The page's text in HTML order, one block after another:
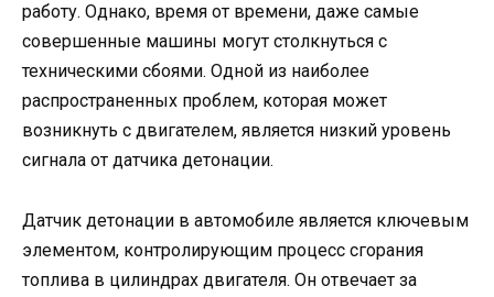
работу. Однако, время от времени, даже самые
совершенные машины могут столкнуться с
техническими сбоями. Одной из наиболее
распространенных проблем, которая может
возникнуть с двигателем, является низкий уровень
сигнала от датчика детонации.
Датчик детонации в автомобиле является ключевым
элементом, контролирующим процесс сгорания
топлива в цилиндрах двигателя. Он отвечает за